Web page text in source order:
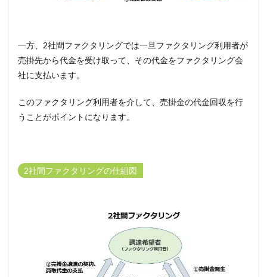
一方、2社間ファクタリングでは一旦ファクタリング利用者が
売掛先から代金を受け取って、その代金をファクタリング会
社に支払います。
このファクタリング利用者を介して、売掛金の代金回収を行
うことがポイントになります。
2社間ファクタリングの仕組図